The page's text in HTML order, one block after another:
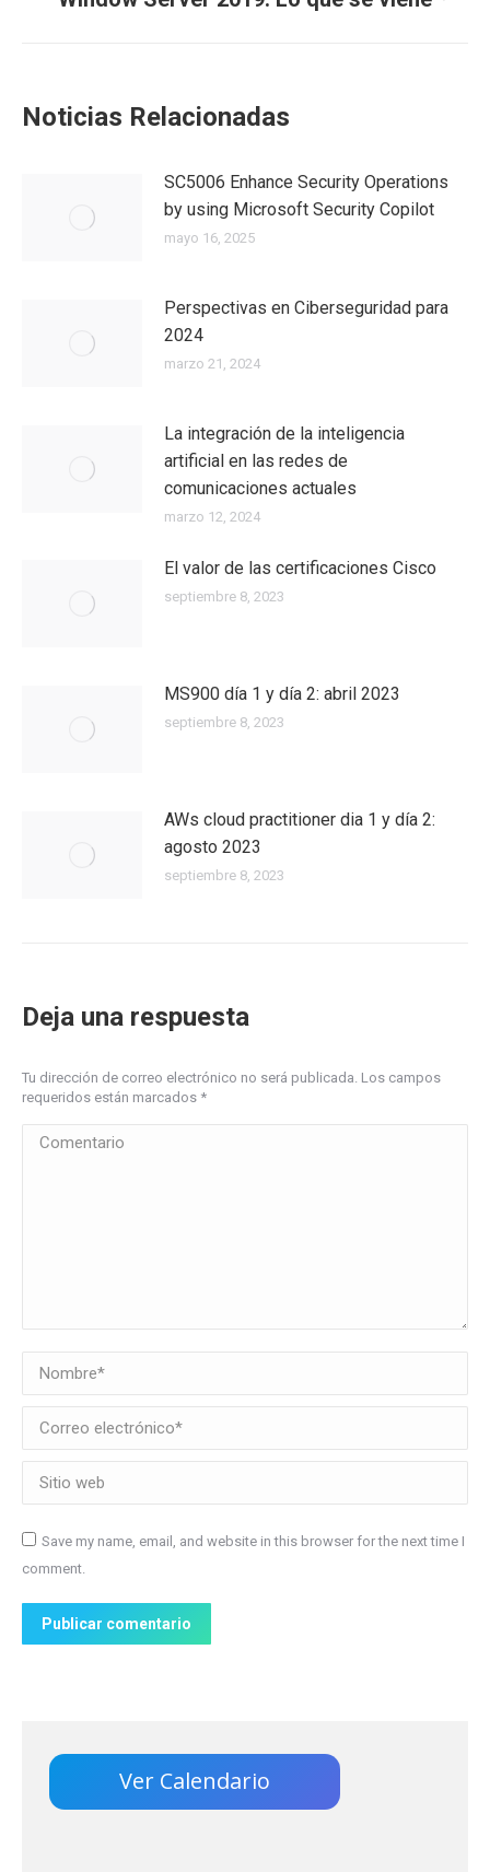
Noticias Relacionadas
SC5006 Enhance Security Operations
by using Microsoft Security Copilot
mayo 16, 2025
Perspectivas en Ciberseguridad para
2024
marzo 21, 2024
La integración de la inteligencia
artificial en las redes de
comunicaciones actuales
marzo 12, 2024
El valor de las certificaciones Cisco
septiembre 8, 2023
MS900 día 1 y día 2: abril 2023
septiembre 8, 2023
AWs cloud practitioner dia 1 y día 2:
agosto 2023
septiembre 8, 2023
Deja una respuesta
Tu dirección de correo electrónico no será publicada. Los campos
requeridos están marcados *
Comentario
Nombre *
Correo electrónico *
Sitio web
Save my name, email, and website in this browser for the next time I
comment.
Publicar comentario
Ver Calendario